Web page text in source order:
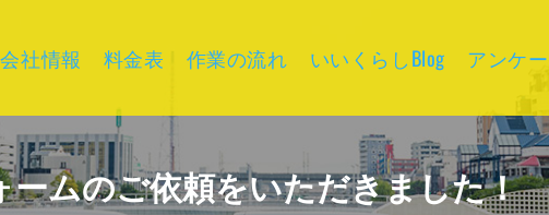
会社情報 料金表 作業の流れ いいくらしBlog アンケ
ムのご依頼をいただきました！